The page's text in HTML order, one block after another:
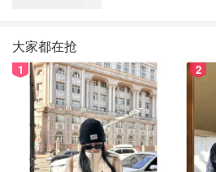
大家都在抢
1 2